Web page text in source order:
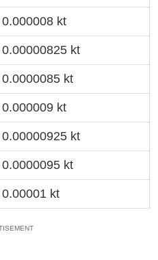
0.000008 kt
0.00000825 kt
0.0000085 kt
0.000009 kt
0.00000925 kt
0.0000095 kt
0.00001 kt